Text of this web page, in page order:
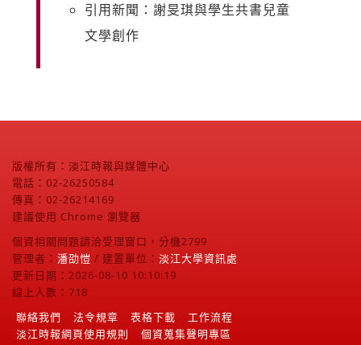
引用新聞：謝旻琪與學生共書兒童
文學創作
版權所有：淡江時報與媒體中心
電話：02-26250584
傳真：02-26214169
建議使用 Chrome 瀏覽器
個資相關問題請洽受理窗口，分機2799
管理者： 潘劭愷 / 建置單位： 淡江大學資訊處
更新日期：2026-08-10 10:10:19
線上人數：718
聯絡我們
法令規章 表格下載
工作流程
淡江時報網頁使用規則
個資蒐集聲明專區